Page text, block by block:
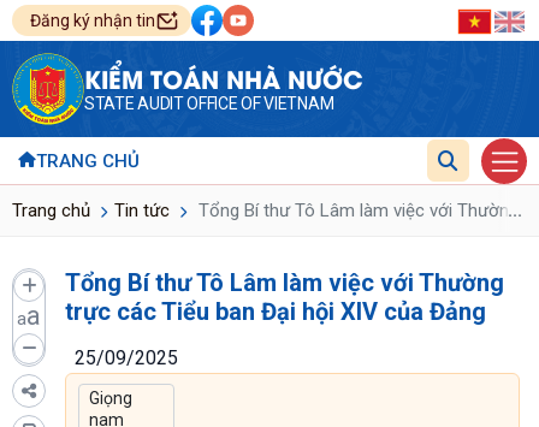
Đăng ký nhận tin
KIỂM TOÁN NHÀ NƯỚC
STATE AUDIT OFFICE OF VIETNAM
TRANG CHỦ
Trang chủ Tin tức Tổng Bí thư Tô Lâm làm việc với Thường
...
aa
Tổng Bí thư Tô Lâm làm việc với Thường
trực các Tiểu ban Đại hội XIV của Đảng
25/09/2025